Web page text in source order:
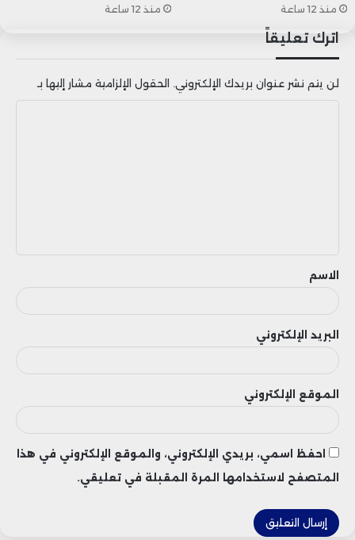
منذ 12 ساعة منذ 12 ساعة
اترك تعليقاً
لن يتم نشر عنوان بريدك الإلكتروني. الحقول الإلزامية مشار إليها بـ
ق
الاسم
البريد الإلكتروني
الموقع الإلكتروني
احفظ اسمي، بريدي الإلكتروني، والموقع الإلكتروني في هذا
المتصفح لاستخدامها المرة المقبلة في تعليقي.